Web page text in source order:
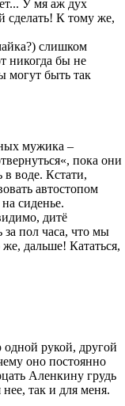
У мя аж дух
сделать! К тому же,
слишком
никогда бы не
могут быть так
мужика –
«, пока они
воде. Кстати,
автостопом
на сиденье.
идимо, дитё
за пол часа, что мы
дальше! Кататься,
одной рукой, другой
оно постоянно
Аленкину грудь
нее, так и для меня.